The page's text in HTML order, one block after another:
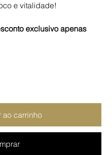
e vitalidade!
exclusivo apenas
carrinho